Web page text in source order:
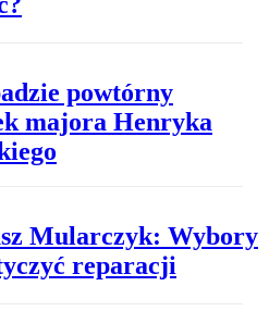
powtórny
majora Henryka
Mularczyk: Wybory
reparacji